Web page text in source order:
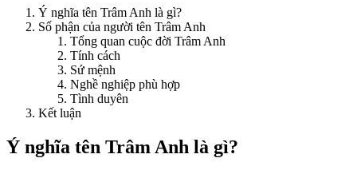
Ý nghĩa tên Trâm Anh là gì?
Số phận của người tên Trâm Anh
Tổng quan cuộc đời Trâm Anh
Tính cách
Sứ mệnh
Nghề nghiệp phù hợp
Tình duyên
Kết luận
Ý nghĩa tên Trâm Anh là gì?